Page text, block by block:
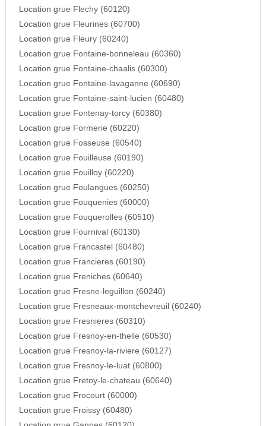
Location grue Flechy (60120)
Location grue Fleurines (60700)
Location grue Fleury (60240)
Location grue Fontaine-bonneleau (60360)
Location grue Fontaine-chaalis (60300)
Location grue Fontaine-lavaganne (60690)
Location grue Fontaine-saint-lucien (60480)
Location grue Fontenay-torcy (60380)
Location grue Formerie (60220)
Location grue Fosseuse (60540)
Location grue Fouilleuse (60190)
Location grue Fouilloy (60220)
Location grue Foulangues (60250)
Location grue Fouquenies (60000)
Location grue Fouquerolles (60510)
Location grue Fournival (60130)
Location grue Francastel (60480)
Location grue Francieres (60190)
Location grue Freniches (60640)
Location grue Fresne-leguillon (60240)
Location grue Fresneaux-montchevreuil (60240)
Location grue Fresnieres (60310)
Location grue Fresnoy-en-thelle (60530)
Location grue Fresnoy-la-riviere (60127)
Location grue Fresnoy-le-luat (60800)
Location grue Fretoy-le-chateau (60640)
Location grue Frocourt (60000)
Location grue Froissy (60480)